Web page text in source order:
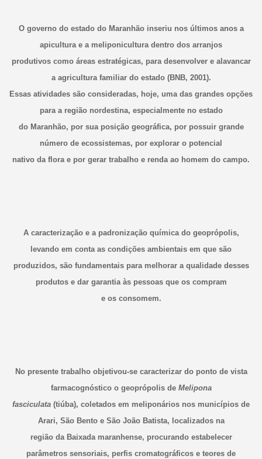
O governo do estado do Maranhão inseriu nos últimos anos a
apicultura e a meliponicultura dentro dos arranjos
produtivos como áreas estratégicas, para desenvolver e alavancar
a agricultura familiar do estado (BNB, 2001).
Essas atividades são consideradas, hoje, uma das grandes opções
para a região nordestina, especialmente no estado
do Maranhão, por sua posição geográfica, por possuir grande
número de ecossistemas, por explorar o potencial
nativo da flora e por gerar trabalho e renda ao homem do campo.
A caracterização e a padronização química do geoprópolis,
levando em conta as condições ambientais em que são
produzidos, são fundamentais para melhorar a qualidade desses
produtos e dar garantia às pessoas que os compram
e os consomem.
No presente trabalho objetivou-se caracterizar do ponto de vista
farmacognóstico o geoprópolis de Melipona
fasciculata (tiúba), coletados em meliponários nos municípios de
Arari, São Bento e São João Batista, localizados na
região da Baixada maranhense, procurando estabelecer
parâmetros sensoriais, perfis cromatográficos e teores de